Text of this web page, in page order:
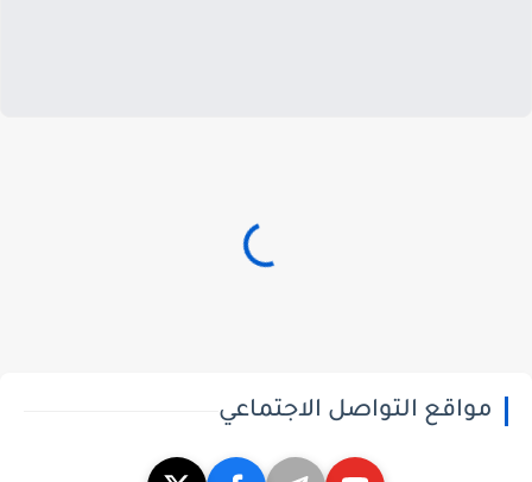
مواقع التواصل الاجتماعي